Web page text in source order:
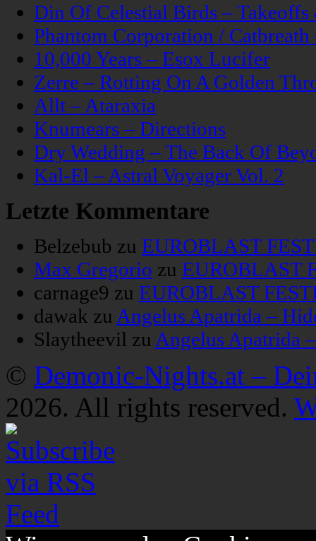
Din Of Celestial Birds –
Phantom Corporation /
10,000 Years – Esox Lucifer
Zerre – Rotting On A Golden
Allt – Ataraxia
Knumears – Directions
Dry Wedding – The Back Of
Kal-El – Astral Voyager Vol. 2
Letzte Kommentare
Belzebub zu EUROBLAST
Max Gregorio zu EUROBLAST
carnage9 zu EUROBLAST
dawak zuAngelus Apatrida –
Slaytheevil zuAngelus Apatrida
© Demonic-Nights.at –
2026. All rights reserved.